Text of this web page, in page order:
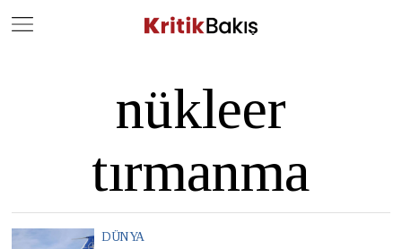
nükleer
tırmanma
DÜNYA